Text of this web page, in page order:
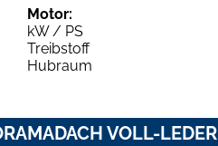
Motor:
kW / PS
Treibstoff
Hubraum
VOLL-LEDER